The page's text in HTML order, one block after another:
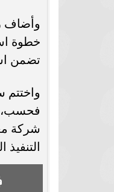
وأضاف
خطوة
تضمن
واختتم
فحسب،
سامر شقير: الأداء
الحقيقي لقيمة